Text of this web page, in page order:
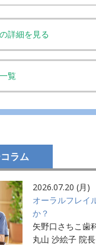
詳細を見る
覧
ラム
2026.07.20 (月)
オーラルフレイ
か？
矢野口さちこ歯
丸山 沙絵子 院長